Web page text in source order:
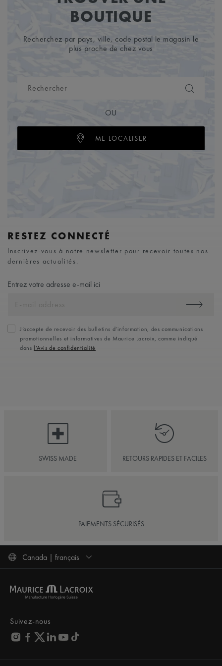
BOUTIQUE
Recherchez par pays, ville, code postal le magasin le
plus proche de chez vous
OU
ME LOCALISER
RESTEZ CONNECTÉ
Inscrivez-vous à notre newsletter pour recevoir toutes nos
dernières actualités.
Entrez votre adresse e-mail ici
J’accepte de recevoir des bulletins d’information, des communications
promotionnelles et informatives de Maurice Lacroix, comme indiqué
dans l’Avis de confidentialité
SWISS MADE RETOURS RAPIDES ET FACILES
PAIEMENTS SÉCURISÉS
Canada | français
Suivez-nous